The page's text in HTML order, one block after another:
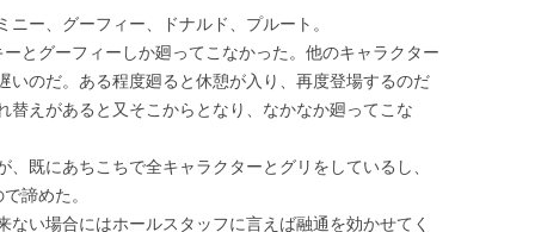
ー、グーフィー、ドナルド、プルート。
とグーフィーしか廻ってこなかった。他のキャラクター
いのだ。ある程度廻ると休憩が入り、再度登場するのだ
替えがあると又そこからとなり、なかなか廻ってこな
既にあちこちで全キャラクターとグリをしているし、
諦めた。
い場合にはホールスタッフに言えば融通を効かせてく